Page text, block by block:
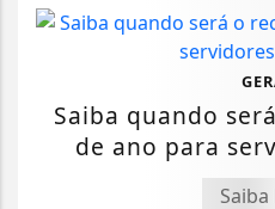
Saiba quando
de ano para